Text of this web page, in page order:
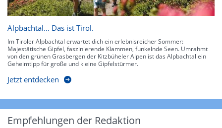
Alpbachtal… Das ist Tirol.
Im Tiroler Alpbachtal erwartet dich ein erlebnisreicher Sommer:
Majestätische Gipfel, faszinierende Klammen, funkelnde Seen. Umrahmt
von den grünen Grasbergen der Kitzbüheler Alpen ist das Alpbachtal ein
Geheimtipp für große und kleine Gipfelstürmer.
Jetzt entdecken
Empfehlungen der Redaktion